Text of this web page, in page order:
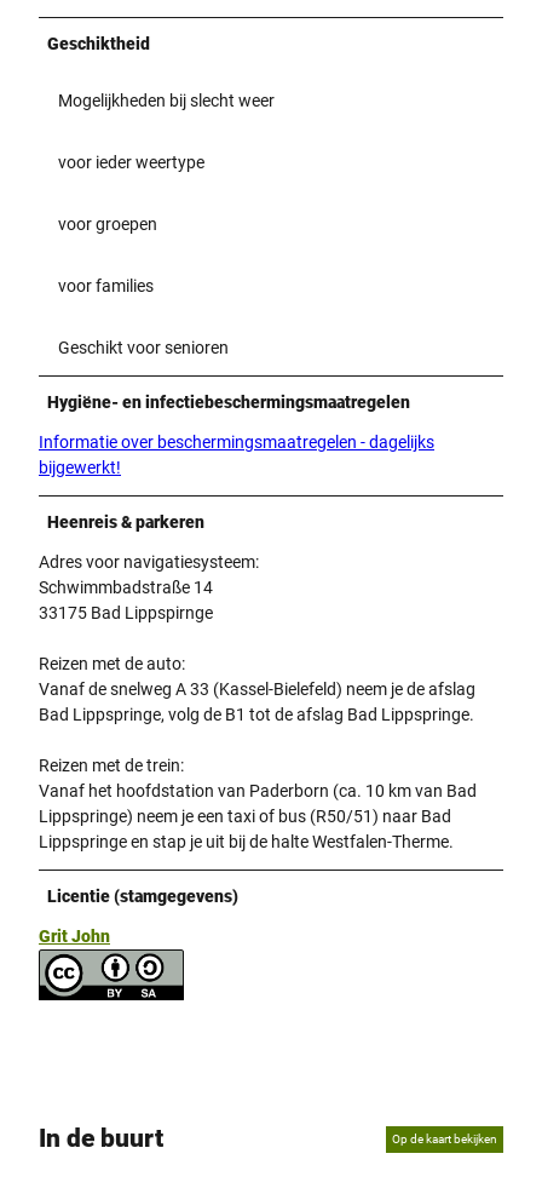
Geschiktheid
Mogelijkheden bij slecht weer
voor ieder weertype
voor groepen
voor families
Geschikt voor senioren
Hygiëne- en infectiebeschermingsmaatregelen
Informatie over beschermingsmaatregelen - dagelijks
bijgewerkt!
Heenreis & parkeren
Adres voor navigatiesysteem:
Schwimmbadstraße 14
33175 Bad Lippspirnge
Reizen met de auto:
Vanaf de snelweg A 33 (Kassel-Bielefeld) neem je de afslag
Bad Lippspringe, volg de B1 tot de afslag Bad Lippspringe.
Reizen met de trein:
Vanaf het hoofdstation van Paderborn (ca. 10 km van Bad
Lippspringe) neem je een taxi of bus (R50/51) naar Bad
Lippspringe en stap je uit bij de halte Westfalen-Therme.
Licentie (stamgegevens)
Grit John
In de buurt Op de kaart bekijken